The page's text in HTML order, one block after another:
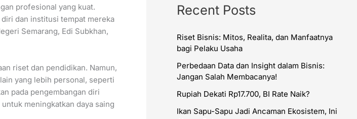
profesional yang kuat.
dan institusi tempat mereka
Semarang, Edi Subkhan,
riset dan pendidikan. Namun,
yang lebih personal, seperti
pada pengembangan diri
meningkatkan daya saing
Recent Posts
Riset Bisnis: Mitos, Realita, dan Manfaatnya
bagi Pelaku Usaha
Perbedaan Data dan Insight dalam Bisnis:
Jangan Salah Membacanya!
Rupiah Dekati Rp17.700, BI Rate Naik?
Ikan Sapu-Sapu Jadi Ancaman Ekosistem, Ini